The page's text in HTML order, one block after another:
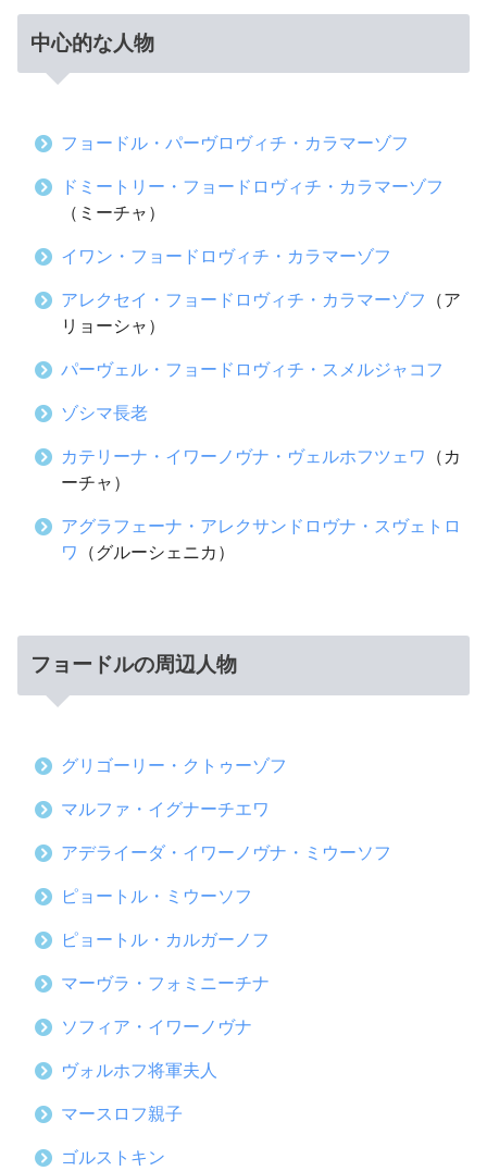
中心的な人物
フョードル・パーヴロヴィチ・カラマーゾフ
ドミートリー・フョードロヴィチ・カラマーゾフ
（ミーチャ）
イワン・フョードロヴィチ・カラマーゾフ
アレクセイ・フョードロヴィチ・カラマーゾフ
（ア
リョーシャ）
パーヴェル・フョードロヴィチ・スメルジャコフ
ゾシマ長老
カテリーナ・イワーノヴナ・ヴェルホフツェワ
（カ
ーチャ）
アグラフェーナ・アレクサンドロヴナ・スヴェトロ
ワ
（グルーシェニカ）
フョードルの周辺人物
グリゴーリー・クトゥーゾフ
マルファ・イグナーチエワ
アデライーダ・イワーノヴナ・ミウーソフ
ピョートル・ミウーソフ
ピョートル・カルガーノフ
マーヴラ・フォミニーチナ
ソフィア・イワーノヴナ
ヴォルホフ将軍夫人
マースロフ親子
ゴルストキン